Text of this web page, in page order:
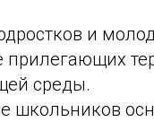
и
прилегающих
среды.
школьников